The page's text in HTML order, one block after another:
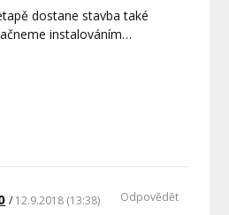
dostane stavba také
instalováním…
12.9.2018 (13:38) Odpovědět